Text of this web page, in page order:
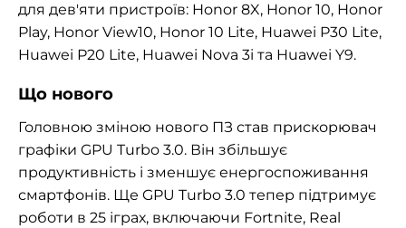
для дев'яти пристроїв: Honor 8X, Honor 10, Honor
Play, Honor View10, Honor 10 Lite, Huawei P30 Lite,
Huawei P20 Lite, Huawei Nova 3i та Huawei Y9.
Що нового
Головною зміною нового ПЗ став прискорювач
графіки GPU Turbo 3.0. Він збільшує
продуктивність і зменшує енергоспоживання
смартфонів. Ще GPU Turbo 3.0 тепер підтримує
роботи в 25 іграх, включаючи Fortnite, Real